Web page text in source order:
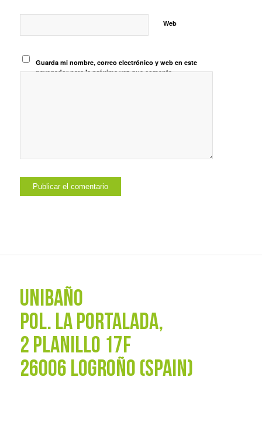
Web
Guarda mi nombre, correo electrónico y web en este
navegador para la próxima vez que comente.
UNIBAÑO
POL. La Portalada,
2 PLANILLO 17F
26006 LOGROÑO (SPAIN)